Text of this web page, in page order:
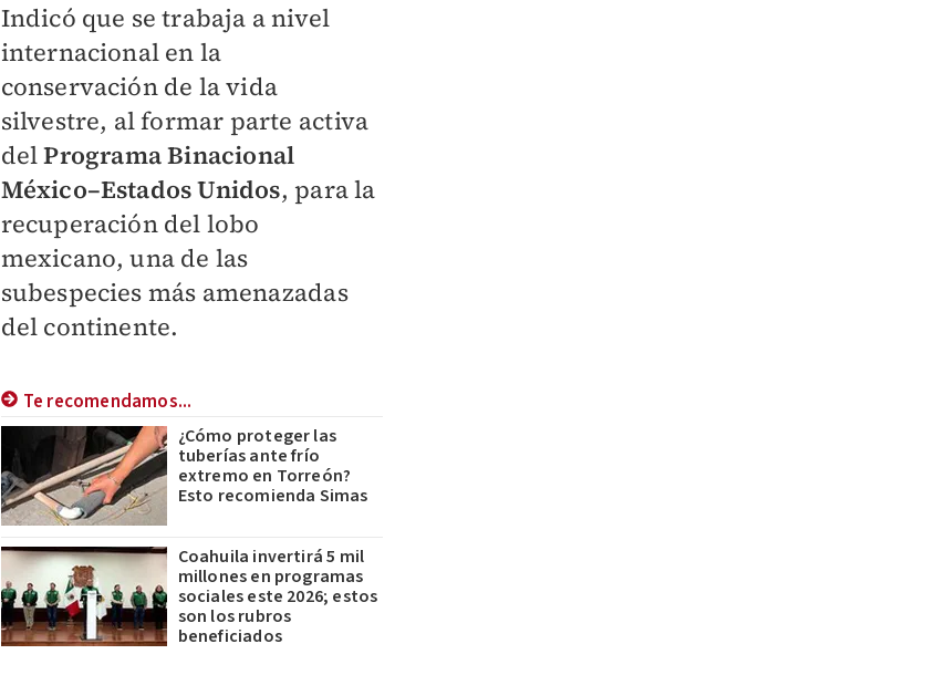
Indicó que se trabaja a nivel
internacional en la
conservación de la vida
silvestre, al formar parte activa
delPrograma Binacional
México–Estados Unidos, para la
recuperación del lobo
mexicano, una de las
subespecies más amenazadas
del continente.
Te recomendamos...
¿Cómo proteger las
tuberías ante frío
extremo en Torreón?
Esto recomienda Simas
Coahuila invertirá 5 mil
millones en programas
sociales este 2026; estos
son los rubros
beneficiados